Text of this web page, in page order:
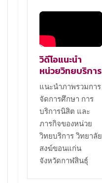
วิดีโอแนะนำ
หน่วยวิทยบริการ
แนะนำภาพรวมการ
จัดการศึกษา การ
บริการนิสิต และ
ภารกิจของหน่วย
วิทยบริการ วิทยาลัย
สงฆ์ขอนแก่น
จังหวัดกาฬสินธุ์